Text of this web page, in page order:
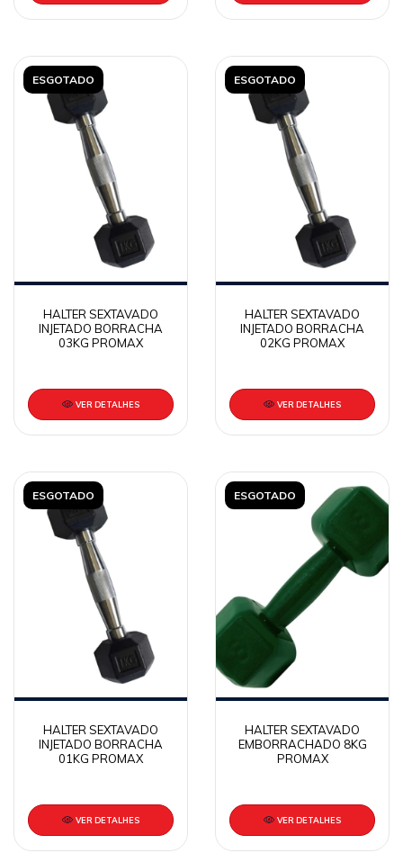
ESGOTADO
HALTER SEXTAVADO
INJETADO BORRACHA
03KG PROMAX
VER DETALHES
ESGOTADO
HALTER SEXTAVADO
INJETADO BORRACHA
02KG PROMAX
VER DETALHES
ESGOTADO
HALTER SEXTAVADO
INJETADO BORRACHA
01KG PROMAX
VER DETALHES
ESGOTADO
HALTER SEXTAVADO
EMBORRACHADO 8KG
PROMAX
VER DETALHES